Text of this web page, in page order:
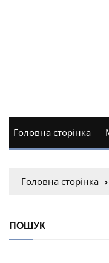
Головна сторінка
Головна сторінка
ПОШУК